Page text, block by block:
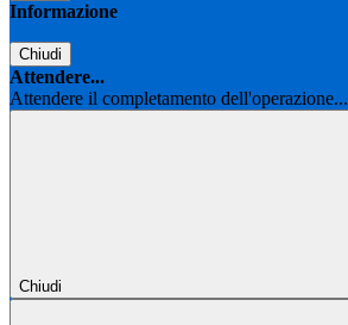
Informazione
Chiudi
Attendere...
Attendere il completamento dell'operazione...
Chiudi